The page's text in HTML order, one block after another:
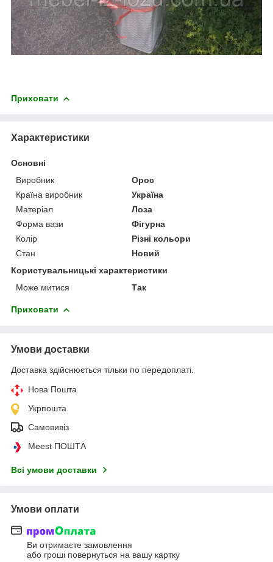
Приховати
Характеристики
Основні
Виробник
Орос
Країна виробник
Україна
Матеріал
Лоза
Форма вази
Фігурна
Колір
Різні кольори
Стан
Новий
Користувальницькі характеристики
Може митися
Так
Приховати
Умови доставки
Доставка здійснюється тільки по передоплаті.
Нова Пошта
Укрпошта
Самовивіз
Meest ПОШТА
Всі умови доставки
Умови оплати
Ви отримаєте замовлення
або гроші повернуться на вашу картку